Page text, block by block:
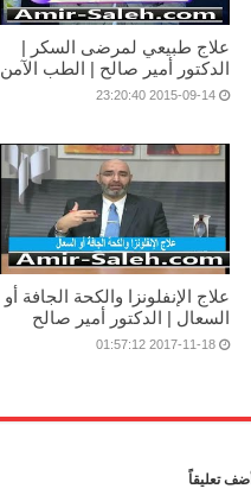
علاج طبيعي لمرضى السكر |
الدكتور أمير صالح | الطب الآمن
2015-09-14 23:20:40
علاج الإنفلونزا والكحة الجافة أو
السعال | الدكتور أمير صالح
2017-11-18 01:57:12
أضف تعليقاً